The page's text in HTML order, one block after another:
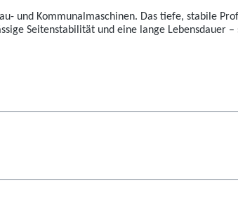
und Kommunalmaschinen. Das tiefe, stabile
Seitenstabilität und eine lange Lebensdauer